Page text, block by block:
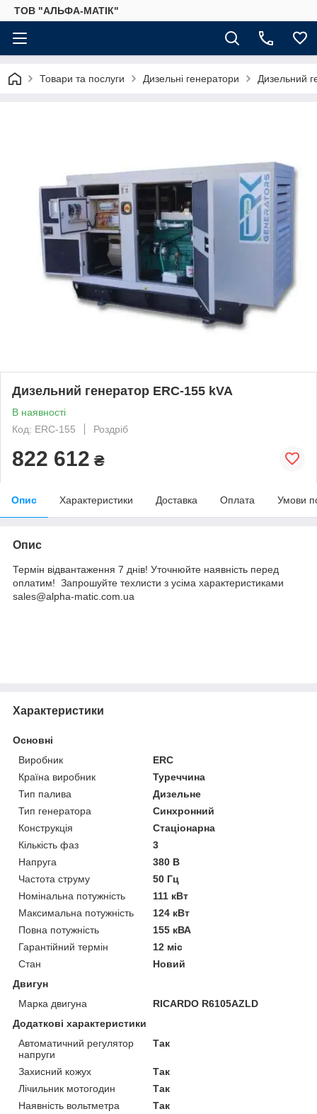
ТОВ "АЛЬФА-МАТІК"
Товари та послуги Дизельні генератори Дизельний
Дизельний генератор ERC-155 kVA
В наявності
Код: ERC-155
Роздріб
822 612 ₴
Опис Характеристики Доставка Оплата Умови
Опис
Термін відвантаження 7 днів! Уточнюйте наявність перед
оплатим! Запрошуйте техлисти з усіма характеристиками
sales@alpha-matic.com.ua
Характеристики
Основні
Виробник
ERC
Країна виробник
Туреччина
Тип палива
Дизельне
Тип генератора
Синхронний
Конструкція
Стаціонарна
Кількість фаз
3
Напруга
380 В
Частота струму
50 Гц
Номінальна потужність
111 кВт
Максимальна потужність
124 кВт
Повна потужність
155 кВА
Гарантійний термін
12 міс
Стан
Новий
Двигун
Марка двигуна
RICARDO R6105AZLD
Додаткові характеристики
Автоматичний регулятор
напруги
Так
Захисний кожух
Так
Лічильник мотогодин
Так
Наявність вольтметра
Так